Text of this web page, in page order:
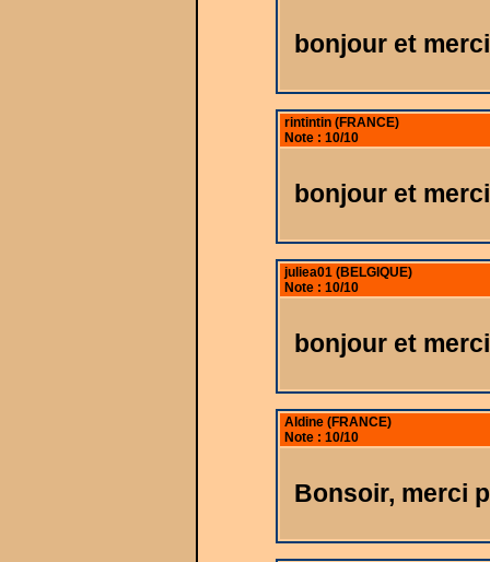
bonjour et
rintintin (FRANCE)
Note : 10/10
bonjour et
juliea01 (BELGIQUE)
Note : 10/10
bonjour et
Aldine (FRANCE)
Note : 10/10
Bonsoir, merci